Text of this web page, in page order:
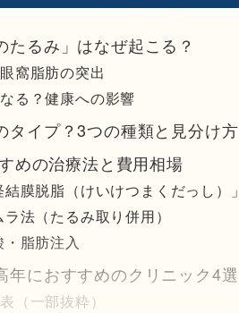
たるみ」はなぜ起こる？
窩脂肪の突出
る？健康への影響
タイプ？3つの種類と見分け方
めの治療法と費用相場
膜脱脂（けいけつまくだっし）」
法（たるみ取り併用）
脂肪注入
年におすすめのクリニック4選
（一部抜粋）